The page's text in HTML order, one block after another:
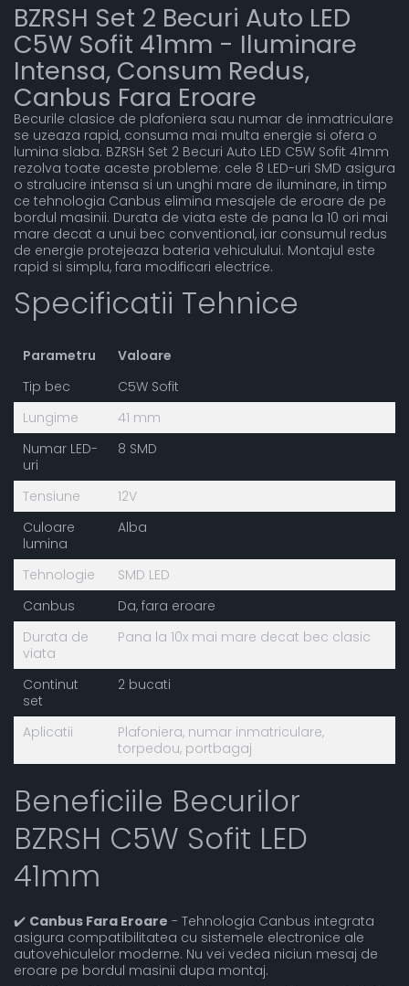
BZRSH Set 2 Becuri Auto LED
C5W Sofit 41mm - Iluminare
Intensa, Consum Redus,
Canbus Fara Eroare
Becurile clasice de plafoniera sau numar de inmatriculare
se uzeaza rapid, consuma mai multa energie si ofera o
lumina slaba. BZRSH Set 2 Becuri Auto LED C5W Sofit 41mm
rezolva toate aceste probleme: cele 8 LED-uri SMD asigura
o stralucire intensa si un unghi mare de iluminare, in timp
ce tehnologia Canbus elimina mesajele de eroare de pe
bordul masinii. Durata de viata este de pana la 10 ori mai
mare decat a unui bec conventional, iar consumul redus
de energie protejeaza bateria vehiculului. Montajul este
rapid si simplu, fara modificari electrice.
Specificatii Tehnice
Parametru
Valoare
Tip bec
C5W Sofit
Lungime
41 mm
Numar LED-
uri
8 SMD
Tensiune
12V
Culoare
lumina
Alba
Tehnologie
SMD LED
Canbus
Da, fara eroare
Durata de
viata
Pana la 10x mai mare decat bec clasic
Continut
set
2 bucati
Aplicatii
Plafoniera, numar inmatriculare,
torpedou, portbagaj
Beneficiile Becurilor
BZRSH C5W Sofit LED
41mm
✔️ Canbus Fara Eroare - Tehnologia Canbus integrata
asigura compatibilitatea cu sistemele electronice ale
autovehiculelor moderne. Nu vei vedea niciun mesaj de
eroare pe bordul masinii dupa montaj.